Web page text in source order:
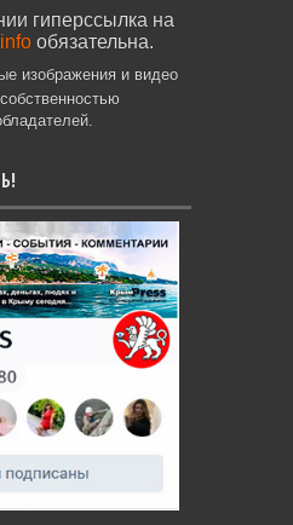
гиперссылка на
обязательна.
изображения и видео